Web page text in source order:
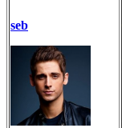
seb